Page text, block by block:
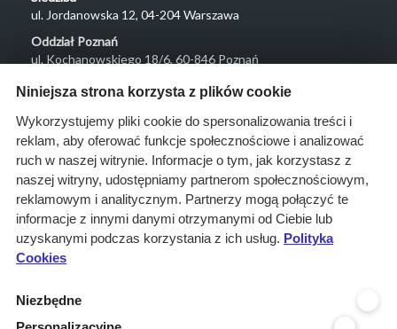
ul. Jordanowska 12, 04-204 Warszawa
Oddział Poznań
ul. Kochanowskiego 18/6, 60-846 Poznań
Menu
O nas
Rozwiązania
Monitoring
przetargów
Raporty
przetargowe
Kontakt
Niniejsza strona korzysta z plików cookie
Wykorzystujemy pliki cookie do spersonalizowania treści i
reklam, aby oferować funkcje społecznościowe i analizować
ruch w naszej witrynie. Informacje o tym, jak korzystasz z
naszej witryny, udostępniamy partnerom społecznościowym,
reklamowym i analitycznym. Partnerzy mogą połączyć te
informacje z innymi danymi otrzymanymi od Ciebie lub
uzyskanymi podczas korzystania z ich usług. Polityka
Cookies
Niezbędne